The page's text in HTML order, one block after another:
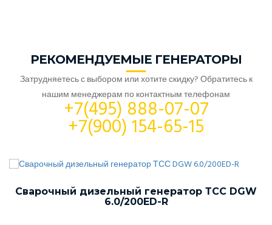
РЕКОМЕНДУЕМЫЕ ГЕНЕРАТОРЫ
Затрудняетесь с выбором или хотите скидку? Обратитесь к
нашим менеджерам по контактным телефонам
+7(495) 888-07-07
+7(900) 154-65-15
Сварочный дизельный генератор ТСС DGW
6.0/200ED-R